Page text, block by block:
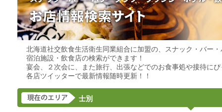
北海道社交飲食生活衛生同業組合に加盟の、スナック・バー
宿泊施設・飲食店の検索ができます！
宴会、２次会に、また旅行、出張などでのお食事処や接待に
各店ツイッターで最新情報随時更新！！
士別